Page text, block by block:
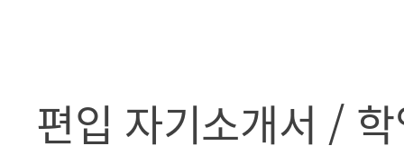
편입 자기소개서 /